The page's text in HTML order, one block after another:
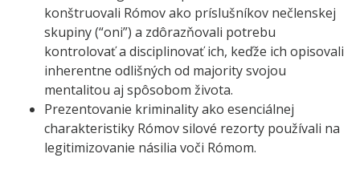
konštruovali Rómov ako príslušníkov nečlenskej
skupiny (“oni”) a zdôrazňovali potrebu
kontrolovať a disciplinovať ich, keďže ich opisovali
inherentne odlišných od majority svojou
mentalitou aj spôsobom života.
Prezentovanie kriminality ako esenciálnej
charakteristiky Rómov silové rezorty používali na
legitimizovanie násilia voči Rómom.